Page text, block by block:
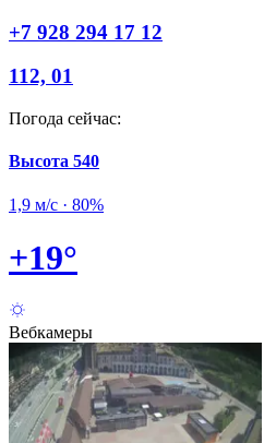
+7 928 294 17 12
112, 01
Погода сейчас:
Высота 540
1,9 м/с · 80%
+19°
Вебкамеры